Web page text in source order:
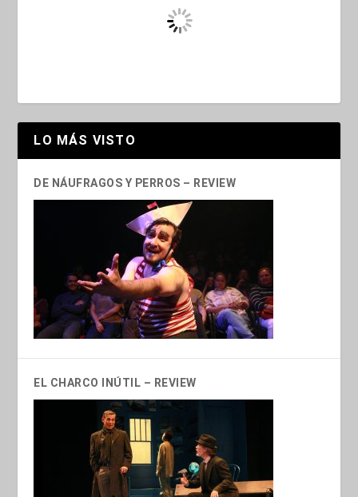
LO MÁS VISTO
DE NÁUFRAGOS Y PERROS – REVIEW
EL CHARCO INÚTIL – REVIEW